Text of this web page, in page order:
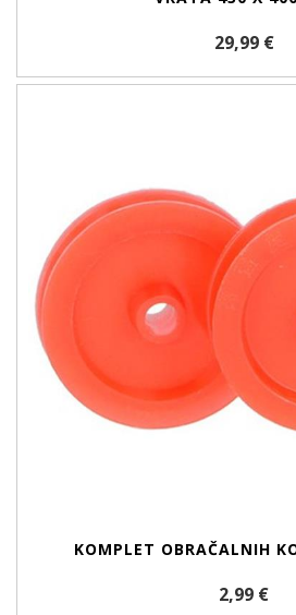
29,99 €
KOMPLET OBRAČALNIH
2,99 €